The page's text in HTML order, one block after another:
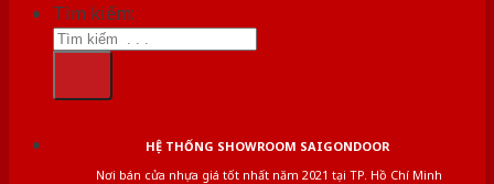
Tìm kiếm:
HỆ THỐNG SHOWROOM SAIGONDOOR
Nơi bán cửa nhựa giá tốt nhất năm 2021 tại TP. Hồ Chí Minh